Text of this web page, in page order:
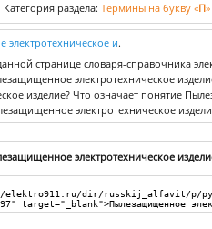
Категория раздела: Термины на букву «П»
и.
странице словаря-справочника
электротехническое
изделие? Что означает понятие
электротехническое
электротехническое